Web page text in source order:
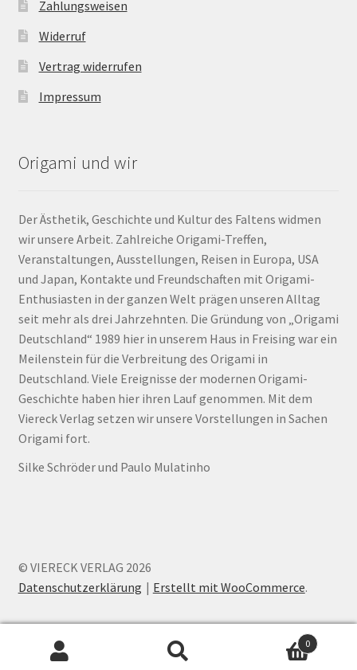
Zahlungsweisen
Widerruf
Vertrag widerrufen
Impressum
Origami und wir
Der Ästhetik, Geschichte und Kultur des Faltens widmen
wir unsere Arbeit. Zahlreiche Origami-Treffen,
Veranstaltungen, Ausstellungen, Reisen in Europa, USA
und Japan, Kontakte und Freundschaften mit Origami-
Enthusiasten in der ganzen Welt prägen unseren Alltag
seit mehr als drei Jahrzehnten. Die Gründung von „Origami
Deutschland“ 1989 hier in unserem Haus in Freising war ein
Meilenstein für die Verbreitung des Origami in
Deutschland. Viele Ereignisse der modernen Origami-
Geschichte haben hier ihren Lauf genommen. Mit dem
Viereck Verlag setzen wir unsere Vorstellungen in Sachen
Origami fort.
Silke Schröder und Paulo Mulatinho
© VIERECK VERLAG 2026
Datenschutzerklärung
Erstellt mit WooCommerce.
0